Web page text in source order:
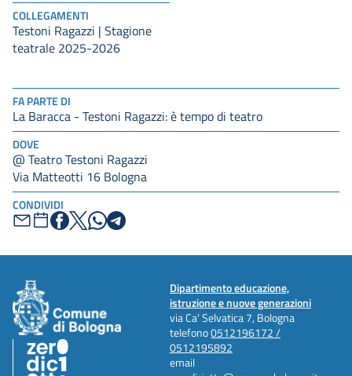
FA PARTE DI
La Baracca - Testoni Ragazzi: è tempo di teatro
DOVE
@ Teatro Testoni Ragazzi
Via Matteotti 16 Bologna
CONDIVIDI
COLLEGAMENTI
Testoni Ragazzi | Stagione
teatrale 2025-2026
Dipartimento educazione,
istruzione e nuove generazioni
via Ca' Selvatica 7, Bologna
telefono0512196172 /
0512195892
email